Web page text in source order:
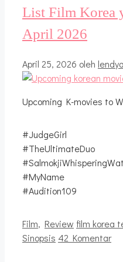
List Film Korea
April 2026
April 25, 2026 oleh
Upcoming K-movies to
#JudgeGirl
#TheUltimateDuo
#MyName
#Audition109
Kategori
Film, Review Tag
film korea
Sinopsis 42 Komentar